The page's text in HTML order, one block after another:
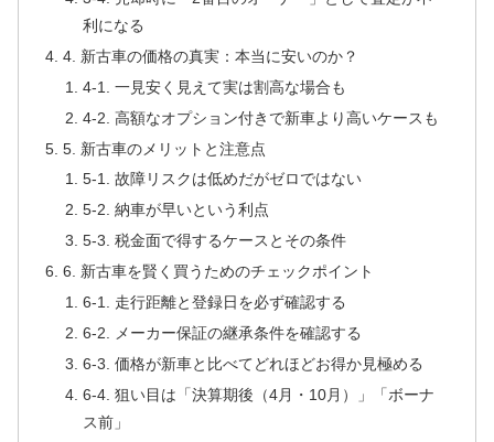
利になる
4. 新古車の価格の真実：本当に安いのか？
4-1. 一見安く見えて実は割高な場合も
4-2. 高額なオプション付きで新車より高いケースも
5. 新古車のメリットと注意点
5-1. 故障リスクは低めだがゼロではない
5-2. 納車が早いという利点
5-3. 税金面で得するケースとその条件
6. 新古車を賢く買うためのチェックポイント
6-1. 走行距離と登録日を必ず確認する
6-2. メーカー保証の継承条件を確認する
6-3. 価格が新車と比べてどれほどお得か見極める
6-4. 狙い目は「決算期後（4月・10月）」「ボーナ
ス前」